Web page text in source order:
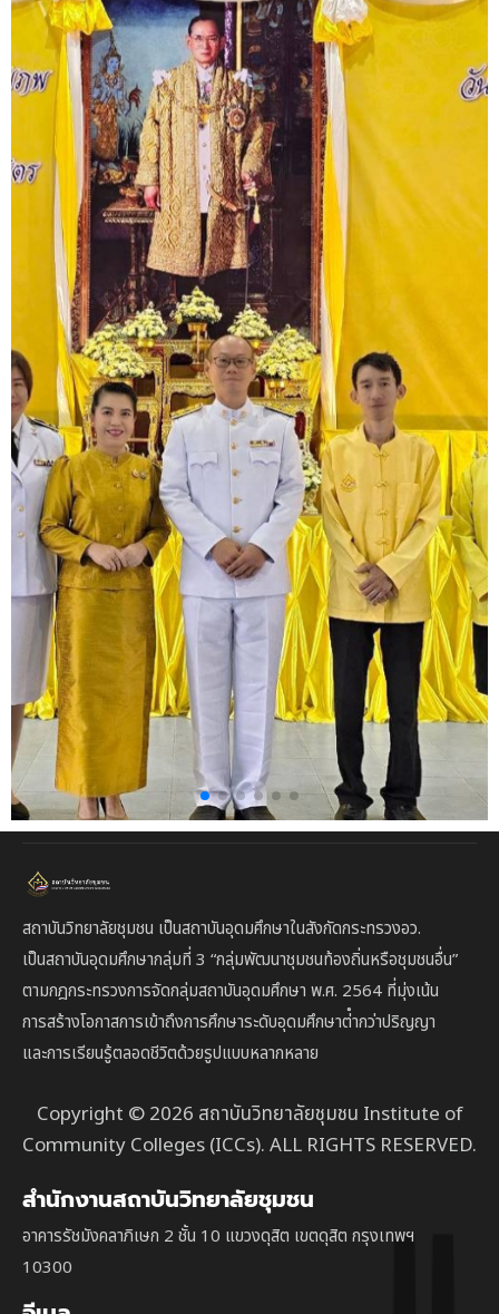
สถาบันวิทยาลัยชุมชน เป็นสถาบันอุดมศึกษาในสังกัดกระทรวงอว.
เป็นสถาบันอุดมศึกษากลุ่มที่ 3 “กลุ่มพัฒนาชุมชนท้องถิ่นหรือชุมชนอื่น”
ตามกฎกระทรวงการจัดกลุ่มสถาบันอุดมศึกษา พ.ศ. 2564 ที่มุ่งเน้น
การสร้างโอกาสการเข้าถึงการศึกษาระดับอุดมศึกษาต่ํากว่าปริญญา
และการเรียนรู้ตลอดชีวิตด้วยรูปแบบหลากหลาย
Copyright © 2026 สถาบันวิทยาลัยชุมชน Institute of
Community Colleges (ICCs). ALL RIGHTS RESERVED.
สำนักงานสถาบันวิทยาลัยชุมชน
อาคารรัชมังคลาภิเษก 2 ชั้น 10 แขวงดุสิต เขตดุสิต กรุงเทพฯ
10300